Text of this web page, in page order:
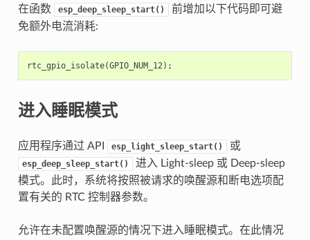
在函数 esp_deep_sleep_start()
前增加以下代码即可避
免额外电流消耗:
rtc_gpio_isolate(GPIO_NUM_12);
进入睡眠模式
应用程序通过 API esp_light_sleep_start() 或
esp_deep_sleep_start()
进入 Light-sleep 或 Deep-sleep
模式。此时，系统将按照被请求的唤醒源和断电选项配
置有关的 RTC 控制器参数。
允许在未配置唤醒源的情况下进入睡眠模式。在此情况